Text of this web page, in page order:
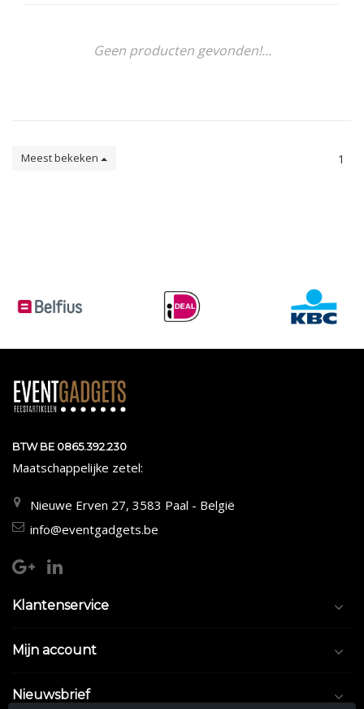
Geen producten gevonden!...
Meest bekeken 1
BTW BE 0865.392.230
Maatschappelijke zetel:
Nieuwe Erven 27, 3583 Paal - België
info@eventgadgets.be
Klantenservice
Mijn account
Nieuwsbrief